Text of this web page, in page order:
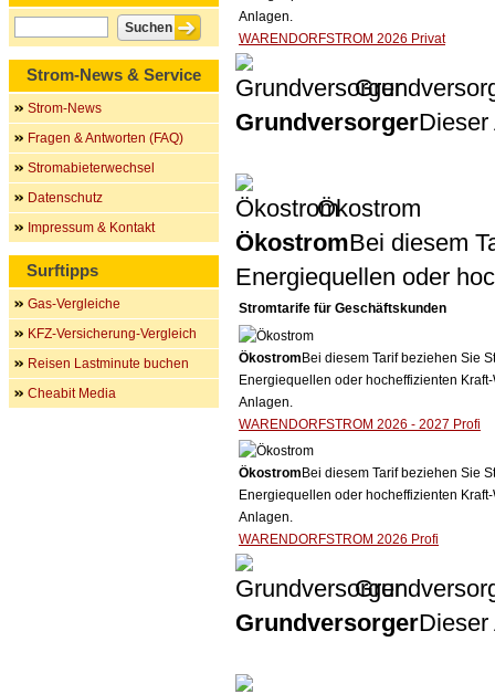
Anlagen.
WARENDORFSTROM 2026 Privat
GrundversorgerDieser
Ökostrom
ÖkostromBei diesem
Energiequellen oder
Stromtarife für Geschäftskunden
Ökostrom Bei diesem Tarif beziehen Sie
Energiequellen oder hocheffizienten
Anlagen.
WARENDORFSTROM 2026 - 2027 Profi
Ökostrom Bei diesem Tarif beziehen Sie
Energiequellen oder hocheffizienten
Anlagen.
WARENDORFSTROM 2026 Profi
GrundversorgerDieser
Strom-News & Service
Strom-News
Fragen & Antworten (FAQ)
Stromabieterwechsel
Datenschutz
Impressum & Kontakt
Surftipps
Gas-Vergleiche
KFZ-Versicherung-Vergleich
Reisen Lastminute buchen
Cheabit Media